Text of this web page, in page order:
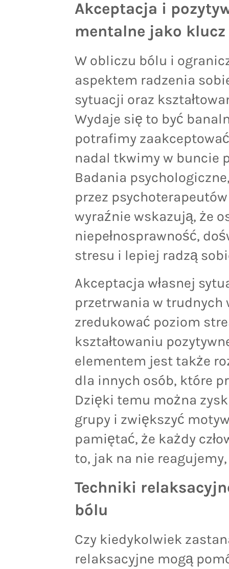
Akceptacja i
mentalne jako
W obliczu bólu i
aspektem radzenia
sytuacji oraz
Wydaje się to być
potrafimy
nadal tkwimy w buncie
Badania
przez
wyraźnie wskazują, że
niepełnosprawność,
stresu i lepiej radzą
Akceptacja własnej
przetrwania w trudnych
zredukować poziom
kształtowaniu
elementem jest także
dla innych osób, które
Dzięki temu można
grupy i zwiększyć
pamiętać, że każdy
to, jak na nie
Techniki
bólu
Czy kiedykolwiek
relaksacyjne mogą